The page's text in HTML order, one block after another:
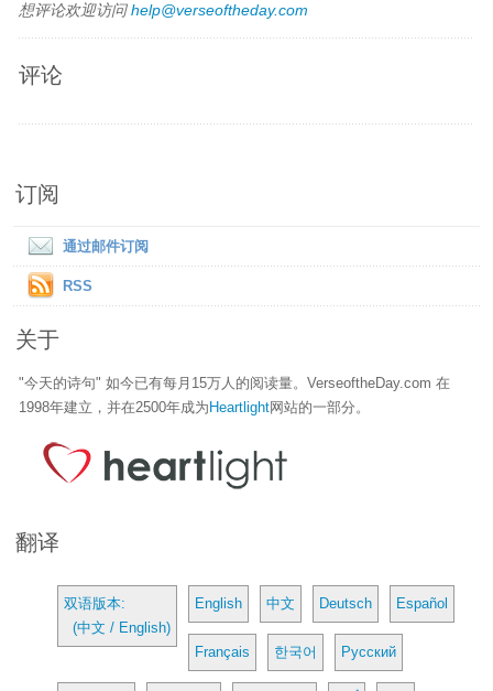
想评论欢迎访问help@verseoftheday.com
评论
订阅
通过邮件订阅
RSS
关于
"今天的诗句" 如今已有每月15万人的阅读量。VerseoftheDay.com 在
1998年建立，并在2500年成为 Heartlight网站的一部分。
翻译
双语版本:
(中文 / English)
English 中文 Deutsch Español
Français 한국어 Русский